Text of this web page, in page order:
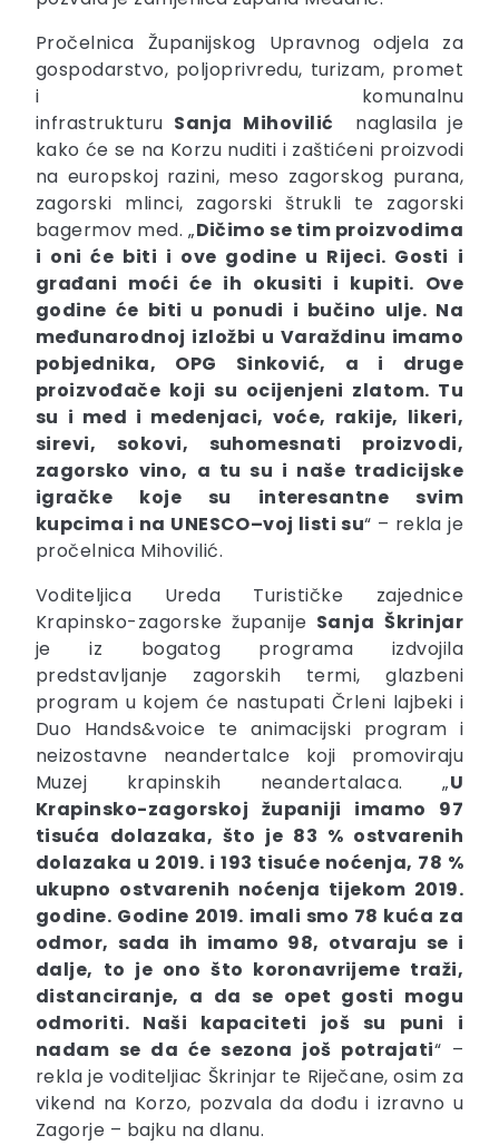
Pročelnica Županijskog Upravnog odjela za
gospodarstvo, poljoprivredu, turizam, promet
i komunalnu
infrastrukturu Sanja Mihovilić naglasila je
kako će se na Korzu nuditi i zaštićeni proizvodi
na europskoj razini, meso zagorskog purana,
zagorski mlinci, zagorski štrukli te zagorski
bagermov med. „Dičimo se tim proizvodima
i oni će biti i ove godine u Rijeci. Gosti i
građani moći će ih okusiti i kupiti. Ove
godine će biti u ponudi i bučino ulje. Na
međunarodnoj izložbi u Varaždinu imamo
pobjednika, OPG Sinković, a i druge
proizvođače koji su ocijenjeni zlatom. Tu
su i med i medenjaci, voće, rakije, likeri,
sirevi, sokovi, suhomesnati proizvodi,
zagorsko vino, a tu su i naše tradicijske
igračke koje su interesantne svim
kupcima i na UNESCO–voj listi su“ – rekla je
pročelnica Mihovilić.
Voditeljica Ureda Turističke zajednice
Krapinsko-zagorske županije Sanja Škrinjar
je iz bogatog programa izdvojila
predstavljanje zagorskih termi, glazbeni
program u kojem će nastupati Črleni lajbeki i
Duo Hands&voice te animacijski program i
neizostavne neandertalce koji promoviraju
Muzej krapinskih neandertalaca. „U
Krapinsko-zagorskoj županiji imamo 97
tisuća dolazaka, što je 83 % ostvarenih
dolazaka u 2019. i 193 tisuće noćenja, 78 %
ukupno ostvarenih noćenja tijekom 2019.
godine. Godine 2019. imali smo 78 kuća za
odmor, sada ih imamo 98, otvaraju se i
dalje, to je ono što koronavrijeme traži,
distanciranje, a da se opet gosti mogu
odmoriti. Naši kapaciteti još su puni i
nadam se da će sezona još potrajati“ –
rekla je voditeljiac Škrinjar te Riječane, osim za
vikend na Korzo, pozvala da dođu i izravno u
Zagorje – bajku na dlanu.